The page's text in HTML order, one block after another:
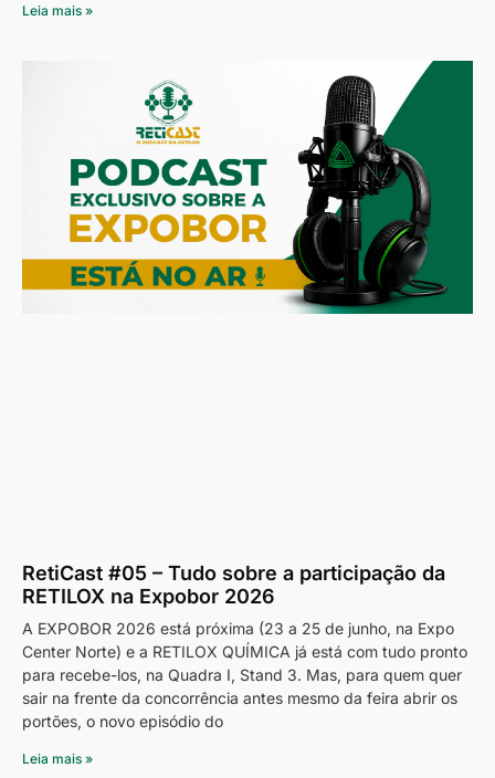
Leia mais »
RetiCast #05 – Tudo sobre a participação da
RETILOX na Expobor 2026
A EXPOBOR 2026 está próxima (23 a 25 de junho, na Expo
Center Norte) e a RETILOX QUÍMICA já está com tudo pronto
para recebe-los, na Quadra I, Stand 3. Mas, para quem quer
sair na frente da concorrência antes mesmo da feira abrir os
portões, o novo episódio do
Leia mais »